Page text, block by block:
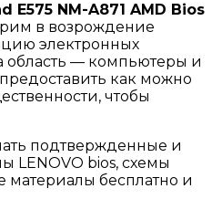
E575 NM-A871 AMD Bios
в возрождение
электронных
область — компьютеры и
как можно
чтобы
подтвержденные и
LENOVO bios, схемы
материалы бесплатно и